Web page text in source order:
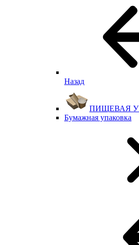
Назад
ПИЩЕВАЯ
Бумажная упаковка